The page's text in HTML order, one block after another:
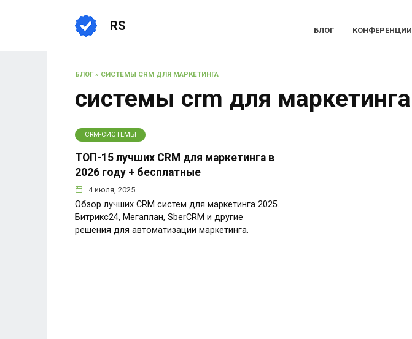
RS БЛОГ КОНФЕРЕНЦИИ
БЛОГ» СИСТЕМЫ CRM ДЛЯ МАРКЕТИНГА
системы crm для маркетинга
CRM-СИСТЕМЫ
ТОП-15 лучших CRM для маркетинга в
2026 году + бесплатные
4 июля, 2025
Обзор лучших CRM систем для маркетинга 2025.
Битрикс24, Мегаплан, SberCRM и другие
решения для автоматизации маркетинга.